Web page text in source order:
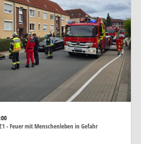
- Feuer mit Menschenleben in Gefahr